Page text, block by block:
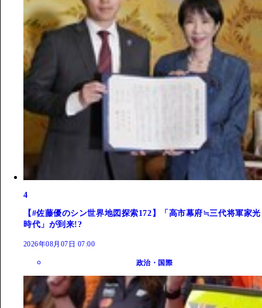
4
【#佐藤優のシン世界地図探索172】「高市幕府≒三代将軍家光
時代」が到来!?
2026年08月07日 07:00
政治・国際